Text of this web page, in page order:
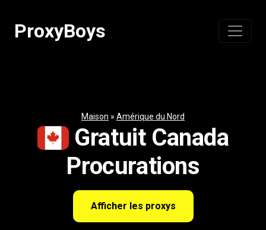
contenuProxyBoys
Maison » Amérique du Nord
Gratuit Canada
Procurations
Afficher les proxys